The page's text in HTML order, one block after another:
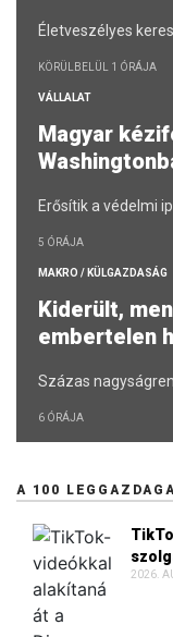
Életveszélyes
KÖRÜLBELÜL 1 ÓRÁJA
VÁLLALAT
Magyar
Erősítik a védelmi
5 ÓRÁJA
MAKRO / KÜLGAZDASÁG
Kiderült,
embertelen
Százas
6 ÓRÁJA
A 100
2026.